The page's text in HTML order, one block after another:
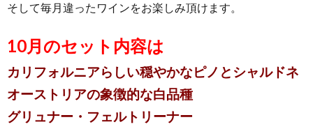
そして毎月違ったワインをお楽しみ頂けます。
10月のセット内容は
カリフォルニアらしい穏やかなピノとシャルドネ
オーストリアの象徴的な白品種
グリュナー・フェルトリーナー